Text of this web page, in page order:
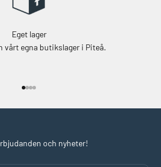
Eget lager
vårt egna butikslager i Piteå.
och nyheter!